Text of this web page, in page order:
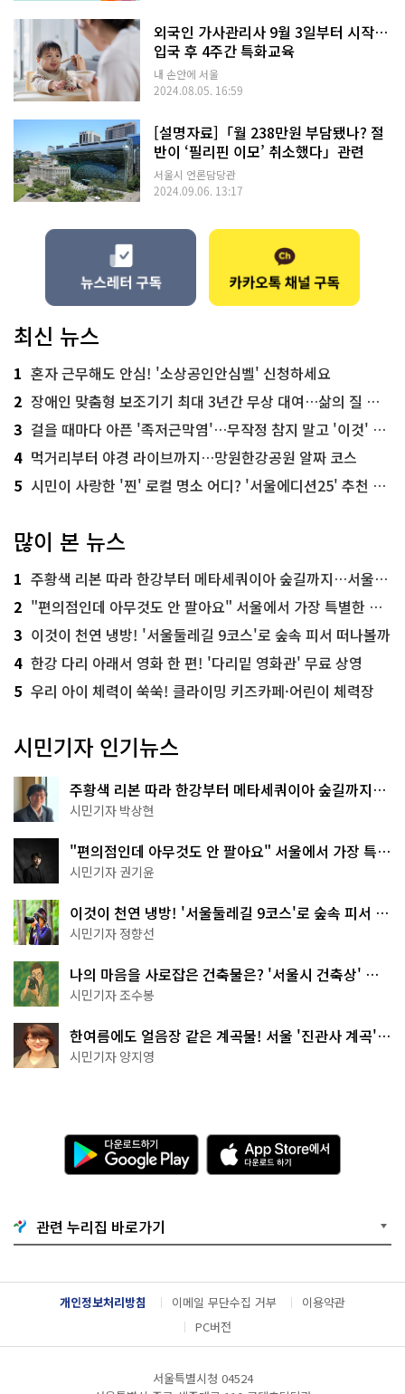
외국인 가사관리사 9월 3일부터 시작…
입국 후 4주간 특화교육
내 손안에 서울
2024.08.05. 16:59
[설명자료]「월 238만원 부담됐나? 절
반이 ‘필리핀 이모’ 취소했다」관련
서울시 언론담당관
2024.09.06. 13:17
최신 뉴스
1 혼자 근무해도 안심! '소상공인안심벨' 신청하세요
2 장애인 맞춤형 보조기기 최대 3년간 무상 대여…삶의 질 높인다
3 걸을 때마다 아픈 '족저근막염'…무작정 참지 말고 '이것' 해보세요!
4 먹거리부터 야경 라이브까지…망원한강공원 알짜 코스
5 시민이 사랑한 '찐' 로컬 명소 어디? '서울에디션25' 추천 코스
많이 본 뉴스
1 주황색 리본 따라 한강부터 메타세쿼이아 숲길까지…서울둘레길 15코스
2 "편의점인데 아무것도 안 팔아요" 서울에서 가장 특별한 편의점의 정체
3 이것이 천연 냉방! '서울둘레길 9코스'로 숲속 피서 떠나볼까
4 한강 다리 아래서 영화 한 편! '다리밑 영화관' 무료 상영
5 우리 아이 체력이 쑥쑥! 클라이밍 키즈카페·어린이 체력장
시민기자 인기뉴스
주황색 리본 따라 한강부터 메타세쿼이아 숲길까지…
서울둘레길 15코스
시민기자 박상현
"편의점인데 아무것도 안 팔아요" 서울에서 가장 특별
한 편의점의 정체
시민기자 권기윤
이것이 천연 냉방! '서울둘레길 9코스'로 숲속 피서 떠
나볼까
시민기자 정향선
나의 마음을 사로잡은 건축물은? '서울시 건축상' 수
상작 공개!
시민기자 조수봉
한여름에도 얼음장 같은 계곡물! 서울 '진관사 계곡'이
천국이네~
시민기자 양지영
다
운
로
기
G
o
g
l
e
A
p
p
e
서
다
운
관련 누리집 바로가기
개인정보처리방침 이메일 무단수집 거부
이용약관
PC버전
서울특별시청 04524